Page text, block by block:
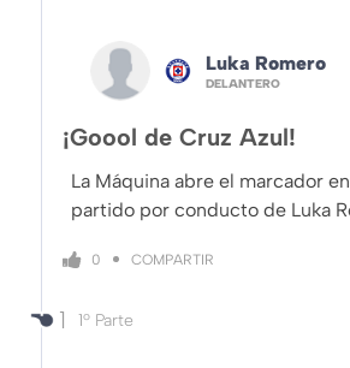
Luka Romero
DELANTERO
¡Goool de Cruz Azul!
La Máquina abre el marcador
partido por conducto de Luka
0 COMPARTIR
1 1º Parte